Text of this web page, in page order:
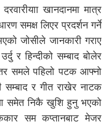
खानदानमा मात्र
समक्ष लिएर प्रदर्शन गर्ने
जोसीले जानकारी गराए
र हिन्दीको सम्बाद बोलेर
तर समले पहिलो पटक आफ्नो
सम्बाद र गीत राखेर नाटक
समेत निकै खुशि हुनु भएको
सम कप्तानबाट मेजर